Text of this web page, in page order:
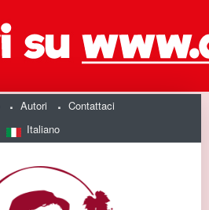
Autori
Contattaci
Italiano